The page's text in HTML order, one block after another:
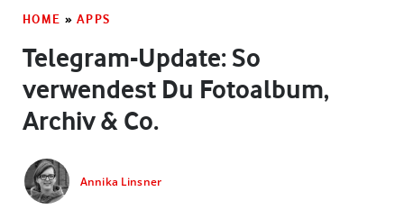
HOME » APPS
Telegram-Update: So
verwendest Du Fotoalbum,
Archiv & Co.
Annika Linsner